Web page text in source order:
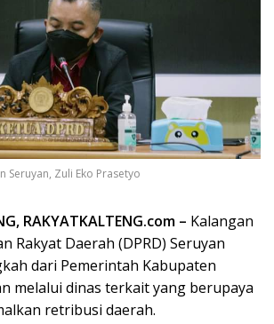
Seruyan, Zuli Eko Prasetyo
RAKYATKALTENG.com – Kalangan
Rakyat Daerah (DPRD) Seruyan
dari Pemerintah Kabupaten
melalui dinas terkait yang berupaya
retribusi daerah.